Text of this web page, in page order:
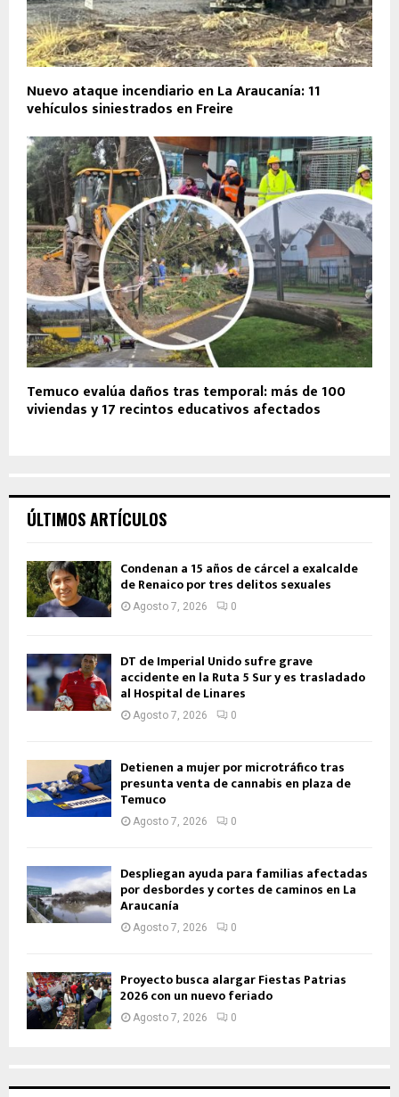
Nuevo ataque incendiario en La Araucanía: 11
vehículos siniestrados en Freire
Temuco evalúa daños tras temporal: más de 100
viviendas y 17 recintos educativos afectados
ÚLTIMOS ARTÍCULOS
Condenan a 15 años de cárcel a exalcalde
de Renaico por tres delitos sexuales
Agosto 7, 2026 0
DT de Imperial Unido sufre grave
accidente en la Ruta 5 Sur y es trasladado
al Hospital de Linares
Agosto 7, 2026 0
Detienen a mujer por microtráfico tras
presunta venta de cannabis en plaza de
Temuco
Agosto 7, 2026 0
Despliegan ayuda para familias afectadas
por desbordes y cortes de caminos en La
Araucanía
Agosto 7, 2026 0
Proyecto busca alargar Fiestas Patrias
2026 con un nuevo feriado
Agosto 7, 2026 0